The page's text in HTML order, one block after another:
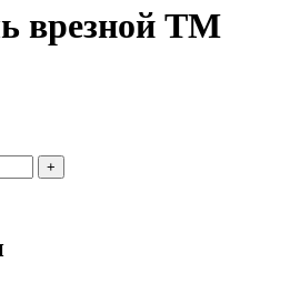
врезной TM
+